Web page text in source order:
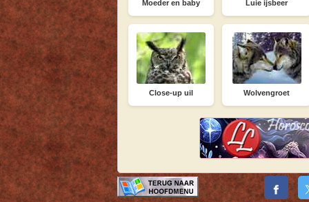
Moeder en baby Luie ijsbeer
Close-up uil Wolvengroet